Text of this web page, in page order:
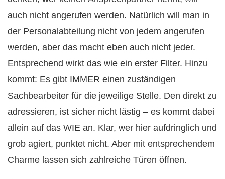
auch nicht angerufen werden. Natürlich will man in
der Personalabteilung nicht von jedem angerufen
werden, aber das macht eben auch nicht jeder.
Entsprechend wirkt das wie ein erster Filter. Hinzu
kommt: Es gibt IMMER einen zuständigen
Sachbearbeiter für die jeweilige Stelle. Den direkt zu
adressieren, ist sicher nicht lästig – es kommt dabei
allein auf das WIE an. Klar, wer hier aufdringlich und
grob agiert, punktet nicht. Aber mit entsprechendem
Charme lassen sich zahlreiche Türen öffnen.